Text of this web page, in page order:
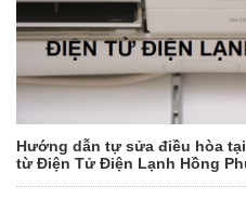
Hướng dẫn tự sửa điều hòa
từ Điện Tử Điện Lạnh Hồng